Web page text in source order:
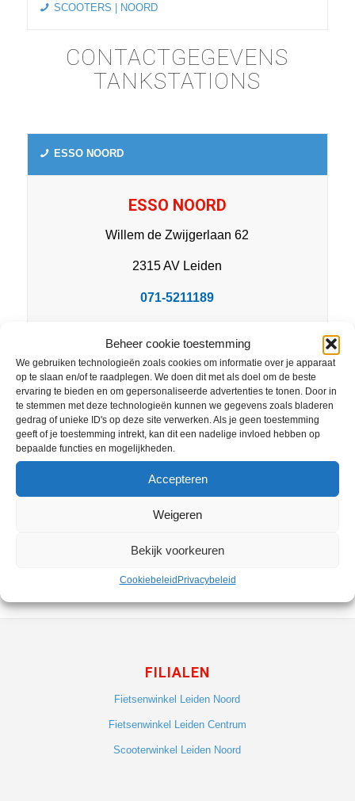
Beheer cookie toestemming
We gebruiken technologieën zoals cookies om informatie over je apparaat
op te slaan en/of te raadplegen. We doen dit met als doel om de beste
ervaring te bieden en om gepersonaliseerde advertenties te tonen. Door in
te stemmen met deze technologieën kunnen we gegevens zoals bladeren
gedrag of unieke ID's op deze site verwerken. Als je geen toestemming
geeft of je toestemming intrekt, kan dit een nadelige invloed hebben op
bepaalde functies en mogelijkheden.
Accepteren
Weigeren
Bekijk voorkeuren
Cookiebeleid Privacybeleid
SCOOTERS | NOORD
CONTACTGEGEVENS
TANKSTATIONS
ESSO NOORD
ESSO NOORD
Willem de Zwijgerlaan 62
2315 AV Leiden
071-5211189
brandstofverkoop 24/7
ESSO ZUID
ESSO VOORSCHOTEN
ESSO ZOETERWOUDE
FILIALEN
Fietsenwinkel Leiden Noord
Fietsenwinkel Leiden Centrum
Scooterwinkel Leiden Noord